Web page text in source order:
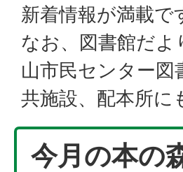
新着情報が満載で
なお、図書館だ
山市民センター図
共施設、配本所に
今月の本の